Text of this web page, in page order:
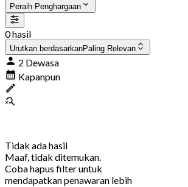
Peraih Penghargaan
0 hasil
Urutkan berdasarkanPaling Relevan
2 Dewasa
Kapanpun
Tidak ada hasil
Maaf, tidak ditemukan.
Coba hapus filter untuk
mendapatkan penawaran lebih